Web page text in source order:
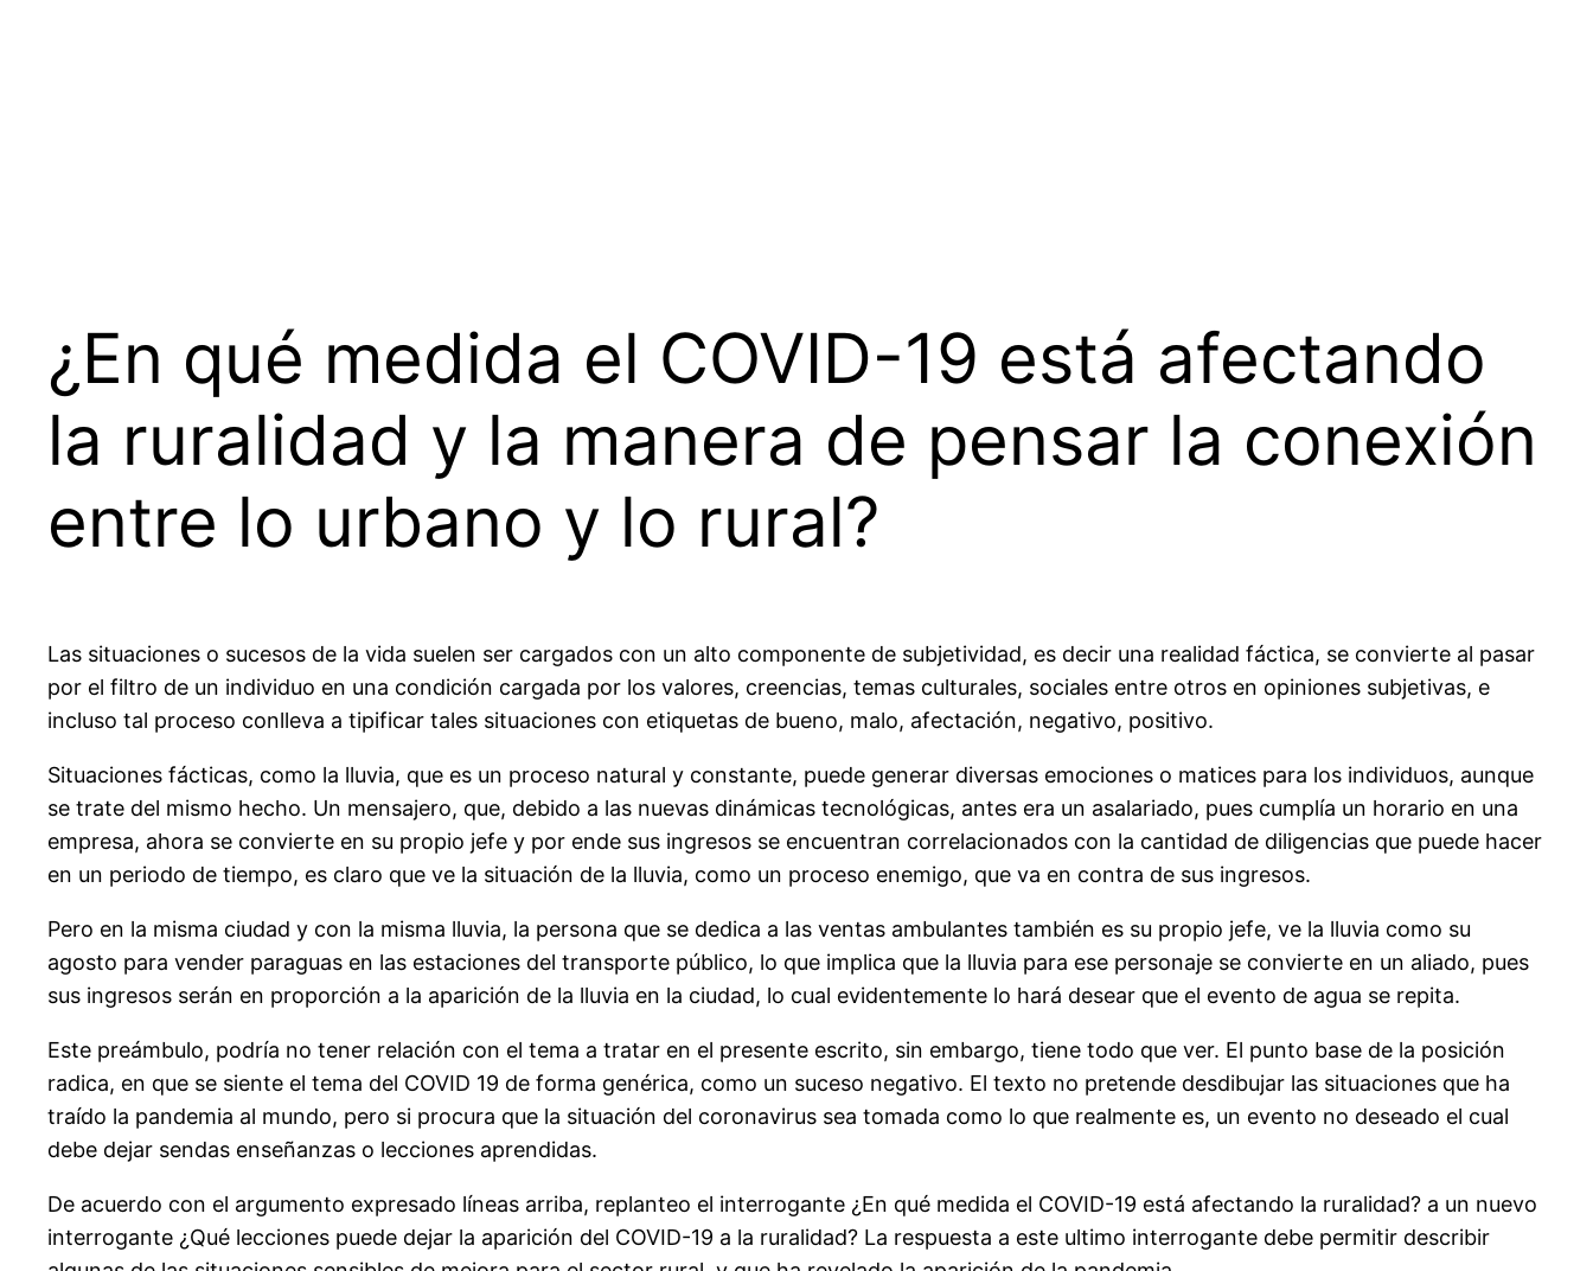
¿En qué medida el COVID-19 está afectando
la ruralidad y la manera de pensar la conexión
entre lo urbano y lo rural?
Las situaciones o sucesos de la vida suelen ser cargados con un alto componente de subjetividad, es decir una realidad fáctica, se convierte al pasar
por el filtro de un individuo en una condición cargada por los valores, creencias, temas culturales, sociales entre otros en opiniones subjetivas, e
incluso tal proceso conlleva a tipificar tales situaciones con etiquetas de bueno, malo, afectación, negativo, positivo.
Situaciones fácticas, como la lluvia, que es un proceso natural y constante, puede generar diversas emociones o matices para los individuos, aunque
se trate del mismo hecho. Un mensajero, que, debido a las nuevas dinámicas tecnológicas, antes era un asalariado, pues cumplía un horario en una
empresa, ahora se convierte en su propio jefe y por ende sus ingresos se encuentran correlacionados con la cantidad de diligencias que puede hacer
en un periodo de tiempo, es claro que ve la situación de la lluvia, como un proceso enemigo, que va en contra de sus ingresos.
Pero en la misma ciudad y con la misma lluvia, la persona que se dedica a las ventas ambulantes también es su propio jefe, ve la lluvia como su
agosto para vender paraguas en las estaciones del transporte público, lo que implica que la lluvia para ese personaje se convierte en un aliado, pues
sus ingresos serán en proporción a la aparición de la lluvia en la ciudad, lo cual evidentemente lo hará desear que el evento de agua se repita.
Este preámbulo, podría no tener relación con el tema a tratar en el presente escrito, sin embargo, tiene todo que ver. El punto base de la posición
radica, en que se siente el tema del COVID 19 de forma genérica, como un suceso negativo. El texto no pretende desdibujar las situaciones que ha
traído la pandemia al mundo, pero si procura que la situación del coronavirus sea tomada como lo que realmente es, un evento no deseado el cual
debe dejar sendas enseñanzas o lecciones aprendidas.
De acuerdo con el argumento expresado líneas arriba, replanteo el interrogante ¿En qué medida el COVID-19 está afectando la ruralidad? a un nuevo
interrogante ¿Qué lecciones puede dejar la aparición del COVID-19 a la ruralidad? La respuesta a este ultimo interrogante debe permitir describir